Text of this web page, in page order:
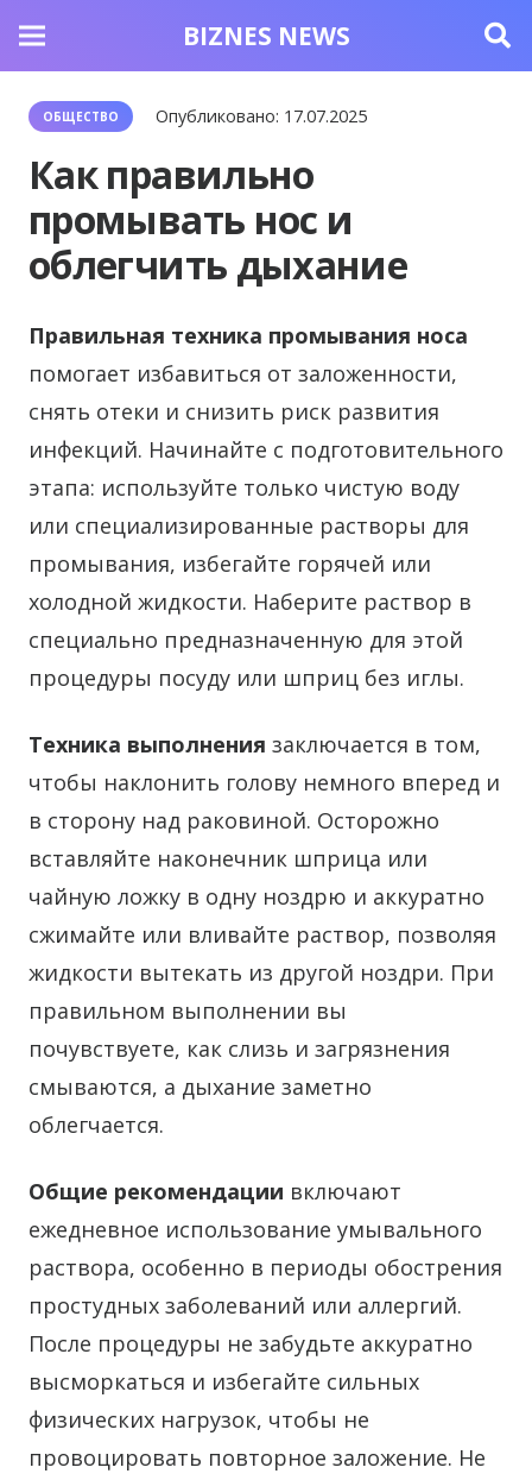
BIZNES NEWS
ОБЩЕСТВО Опубликовано: 17.07.2025
Как правильно
промывать нос и
облегчить дыхание
Правильная техника промывания носа
помогает избавиться от заложенности,
снять отеки и снизить риск развития
инфекций. Начинайте с подготовительного
этапа: используйте только чистую воду
или специализированные растворы для
промывания, избегайте горячей или
холодной жидкости. Наберите раствор в
специально предназначенную для этой
процедуры посуду или шприц без иглы.
Техника выполнения заключается в том,
чтобы наклонить голову немного вперед и
в сторону над раковиной. Осторожно
вставляйте наконечник шприца или
чайную ложку в одну ноздрю и аккуратно
сжимайте или вливайте раствор, позволяя
жидкости вытекать из другой ноздри. При
правильном выполнении вы
почувствуете, как слизь и загрязнения
смываются, а дыхание заметно
облегчается.
Общие рекомендации включают
ежедневное использование умывального
раствора, особенно в периоды обострения
простудных заболеваний или аллергий.
После процедуры не забудьте аккуратно
высморкаться и избегайте сильных
физических нагрузок, чтобы не
провоцировать повторное заложение. Не